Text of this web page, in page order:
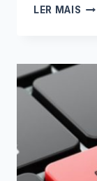
LER MAIS